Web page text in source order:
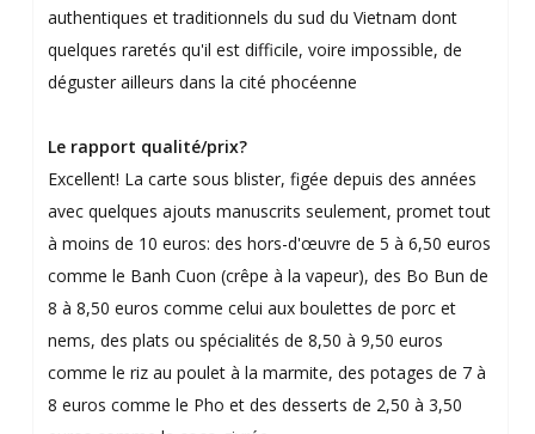
authentiques et traditionnels du sud du Vietnam dont
quelques raretés qu'il est difficile, voire impossible, de
déguster ailleurs dans la cité phocéenne
Le rapport qualité/prix?
Excellent! La carte sous blister, figée depuis des années
avec quelques ajouts manuscrits seulement, promet tout
à moins de 10 euros: des hors-d'œuvre de 5 à 6,50 euros
comme le Banh Cuon (crêpe à la vapeur), des Bo Bun de
8 à 8,50 euros comme celui aux boulettes de porc et
nems, des plats ou spécialités de 8,50 à 9,50 euros
comme le riz au poulet à la marmite, des potages de 7 à
8 euros comme le Pho et des desserts de 2,50 à 3,50